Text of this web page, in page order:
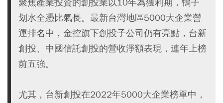
聚焦產業投資的創投業以10年為獲利期，鴨子
划水全憑比氣長。最新台灣地區5000大企業營
運排名中，金控旗下創投子公司仍有亮點，台新
創投、中國信託創投的營收淨額表現，連年上榜
前五強。
尤其，台新創投在2022年5000大企業榜單中，